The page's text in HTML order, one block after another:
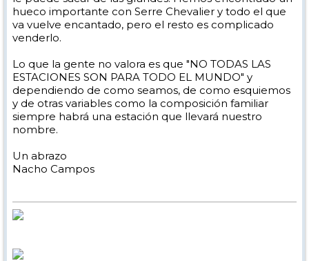
hueco importante con Serre Chevalier y todo el que
va vuelve encantado, pero el resto es complicado
venderlo.
Lo que la gente no valora es que "NO TODAS LAS
ESTACIONES SON PARA TODO EL MUNDO" y
dependiendo de como seamos, de como esquiemos
y de otras variables como la composición familiar
siempre habrá una estación que llevará nuestro
nombre.
Un abrazo
Nacho Campos